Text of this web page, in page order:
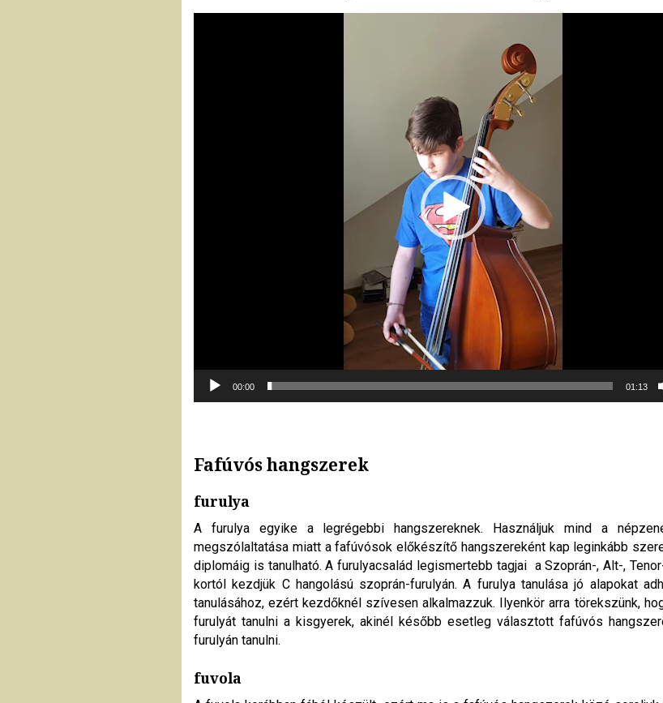
00:00 01:13
Fafúvós hangszerek
furulya
A furulya egyike a legrégebbi hangszereknek. Használjuk mind a
megszólaltatása miatt a fafúvósok előkészítő hangszereként kap leginkább
diplomáig is tanulható. A furulyacsalád legismertebb tagjai a Szoprán-, Alt-,
kortól kezdjük C hangolású szoprán-furulyán. A furulya tanulása jó alapokat
tanulásához, ezért kezdőknél szívesen alkalmazzuk. Ilyenkör arra törekszünk,
furulyát tanulni a kisgyerek, akinél később esetleg választott fafúvós
furulyán tanulni.
fuvola